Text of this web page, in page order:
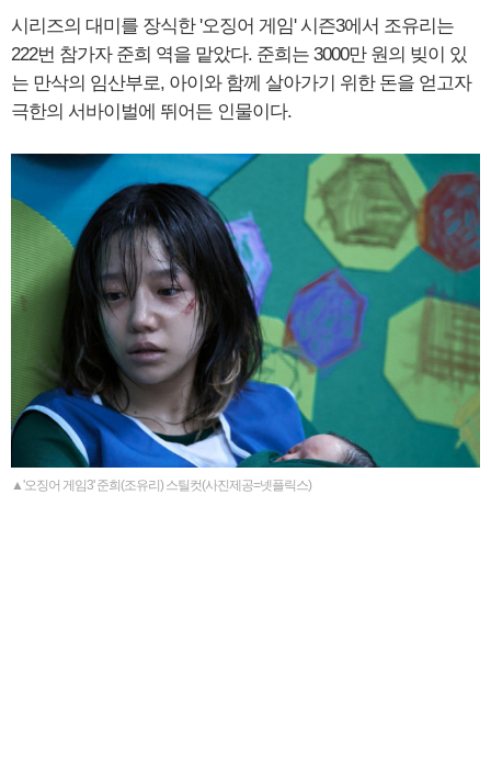
시리즈의 대미를 장식한 '오징어 게임' 시즌3에서 조유리는
222번 참가자 준희 역을 맡았다. 준희는 3000만 원의 빚이 있
는 만삭의 임산부로, 아이와 함께 살아가기 위한 돈을 얻고자
극한의 서바이벌에 뛰어든 인물이다.
▲'오징어 게임3' 준희(조유리) 스틸컷(사진제공=넷플릭스)